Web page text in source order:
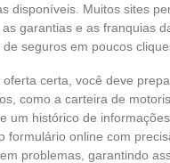
disponíveis. Muitos sites
garantias e as franquias
seguros em poucos
certa, você deve
como a carteira de
um histórico de
formulário online com
problemas, garantindo